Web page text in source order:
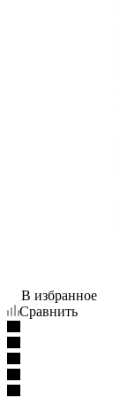
В избранное
Сравнить